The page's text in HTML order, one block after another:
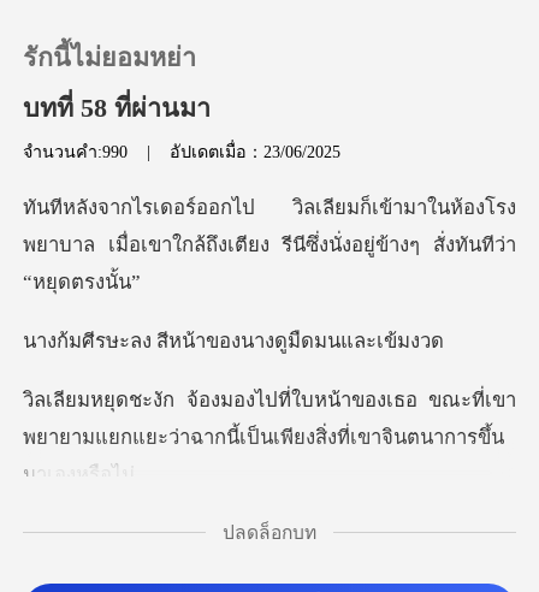
เติมเงิน
ออกจากระบบ
ดาวน์โหลดแอป
รักนี้ไม่ยอมหย่า
บทที่ 58 ที่ผ่านมา
จำนวนคำ:990 | อัปเดตเมื่อ：23/06/2025
นห้องโรง
พยาบาล เมื่อเขาใกล้ถึงเตียง รีนีซึ
สีหน้าของนางดู
เธอ ขณะที่เขา
พยายามแยกแยะว่าฉากนี้เป็นเ
ะไร วิลเลียมปลดล็อกบท